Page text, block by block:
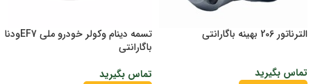
الترناتور 206 بهینه باگارانتی
تماس بگیرید
تسمه دینام وکولر خودرو ملی EF7ودنا
باگارانتی
تماس بگیرید